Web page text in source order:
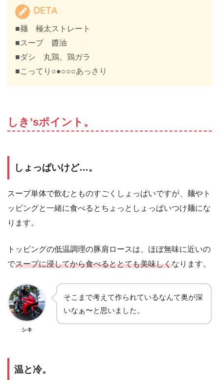
DETA
■麺 極太ストレート
■スープ 醬油
■ダシ 丸鶏、鶏ガラ
■こってり○●○○○あっさり
しき’sポイント。
しょっぱいけど…。
スープ単体で飲むとものすごくしょっぱいですが、麺やト
ッピングと一緒に食べるとちょっとしょっぱいつけ麺にな
ります。
トッピングの低温調理の豚肩ロースは、ほぼ無味に近いの
でスープに浸してから食べるととても美味しくなります。
シキ
そこまで考えて作られているなんて奥が深
いなぁ〜と思いました。
温と冷。